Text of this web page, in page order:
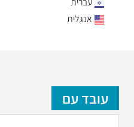
אנגלית
עובד עם